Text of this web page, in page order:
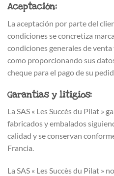
Aceptación:
La aceptación por parte del
condiciones se concretiza
condiciones generales de venta
como proporcionando sus
cheque para el pago de su
Garantías y litigios:
La SAS « Les Succès du Pilat »
fabricados y embalados
calidad y se conservan
Francia.
La SAS « Les Succès du Pilat »